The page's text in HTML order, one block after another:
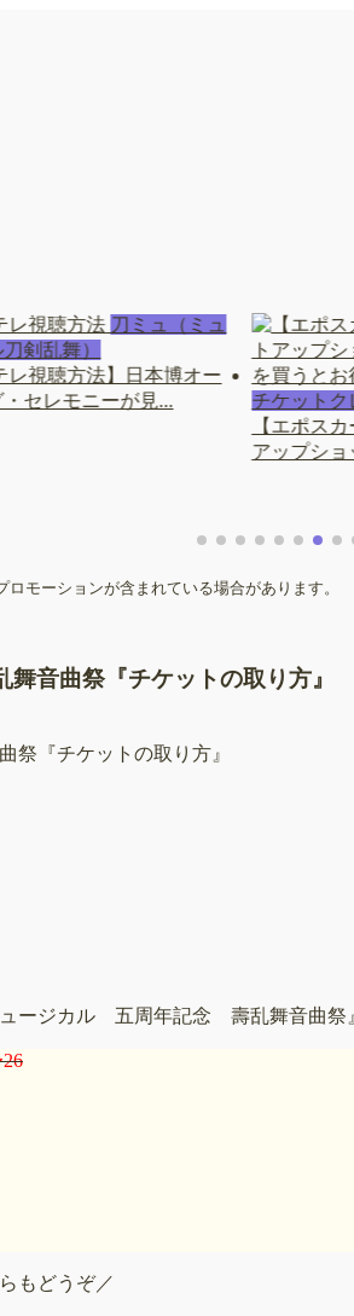
刀ミュ（ミュ
剣乱舞）
レ視聴方法】日本博オー
セレモニーが見...
チケットク
【エポス
アップショ
モーションが含まれている場合があります。
音曲祭『チケットの取り方』
ージカル 五周年記念 壽乱舞音曲祭
もどうぞ／